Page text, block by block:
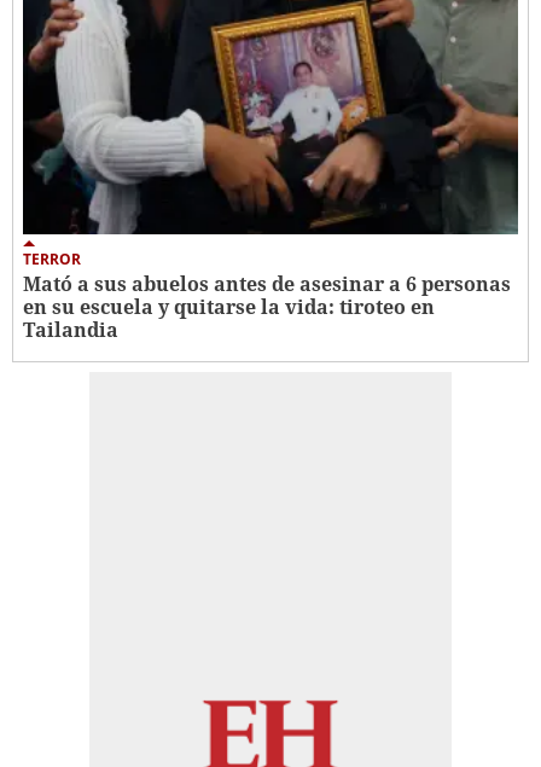
TERROR
Mató a sus abuelos antes de asesinar a 6 personas
en su escuela y quitarse la vida: tiroteo en
Tailandia